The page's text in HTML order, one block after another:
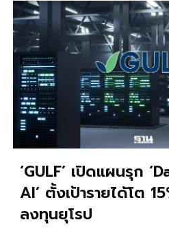
‘GULF’ เปิดแผนรุก
AI’ ตั้งเป้ารายได้โต 15% เดินหน้า
ลงทุนยุโรป